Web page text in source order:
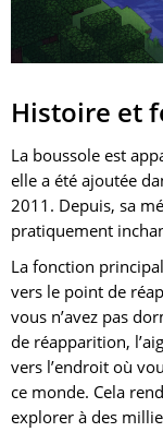
Histoire et
La boussole est
elle a été ajoutée
2011. Depuis, sa
pratiquement
La fonction
vers le point de
vous n’avez pas
de réapparition,
vers l’endroit où
ce monde. Cela
explorer à des